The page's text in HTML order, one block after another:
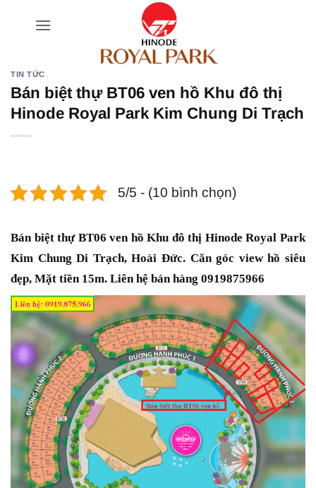
TIN TỨC
Bán biệt thự BT06 ven hồ Khu đô thị
Hinode Royal Park Kim Chung Di Trạch
5/5 - (10 bình chọn)
Bán biệt thự BT06 ven hồ Khu đô thị Hinode Royal Park
Kim Chung Di Trạch, Hoài Đức. Căn góc view hồ siêu
đẹp, Mặt tiền 15m. Liên hệ bán hàng 0919875966